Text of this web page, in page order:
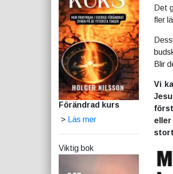
Förändrad kurs
> Läs mer
Viktig bok
Det
fler
Blir
Vi